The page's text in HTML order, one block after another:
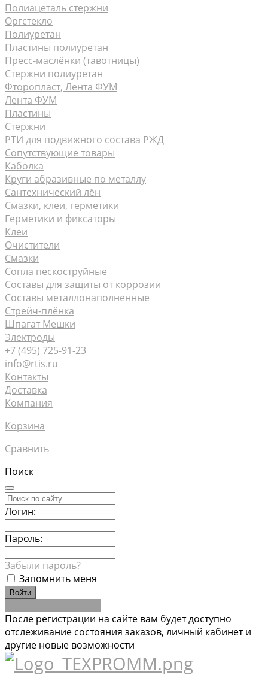
Полиацеталь стержни
Оргстекло
Полиуретан
Пластины полиуретан
Пресс-маслёнки (тавотницы)
Стержни полиуретан
Фторопласт, Лента ФУМ
Лента ФУМ
Пластины
Стержни
РТИ для подвижного состава РЖД
Сопутствующие товары
Каболка
Круги абразивные по металлу
Сантехнический лён
Смазки, клеи, герметики
Герметики и фиксаторы
Клеи
Очистители
Смазки
Сопла пескоструйные
Составы для защиты от коррозии
Составы металлонаполненные
Стрейч-плёнка
Шпагат Мешки
Электроды
+7 (495) 725-91-23
info@rtis.ru
Контакты
Доставка
Компания
Корзина
Сравнить
Поиск
Логин:
Пароль:
Забыли пароль?
Запомнить меня
После регистрации на сайте вам будет доступно
отслеживание состояния заказов, личный кабинет и
другие новые возможности